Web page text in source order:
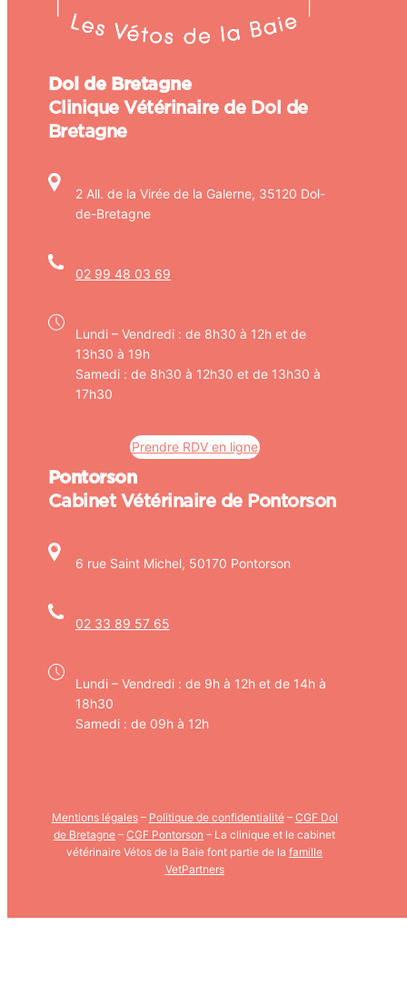
Dol de Bretagne
Clinique Vétérinaire de Dol de
Bretagne
2 All. de la Virée de la Galerne, 35120 Dol-
de-Bretagne
02 99 48 03 69
Lundi – Vendredi : de 8h30 à 12h et de
13h30 à 19h
Samedi : de 8h30 à 12h30 et de 13h30 à
17h30
Prendre RDV en ligne
Pontorson
Cabinet Vétérinaire de Pontorson
6 rue Saint Michel, 50170 Pontorson
02 33 89 57 65
Lundi – Vendredi : de 9h à 12h et de 14h à
18h30
Samedi : de 09h à 12h
Mentions légales– Politique de confidentialité– CGF Dol
de Bretagne –CGF Pontorson – La clinique et le cabinet
vétérinaire Vétos de la Baie font partie de lafamille
VetPartners